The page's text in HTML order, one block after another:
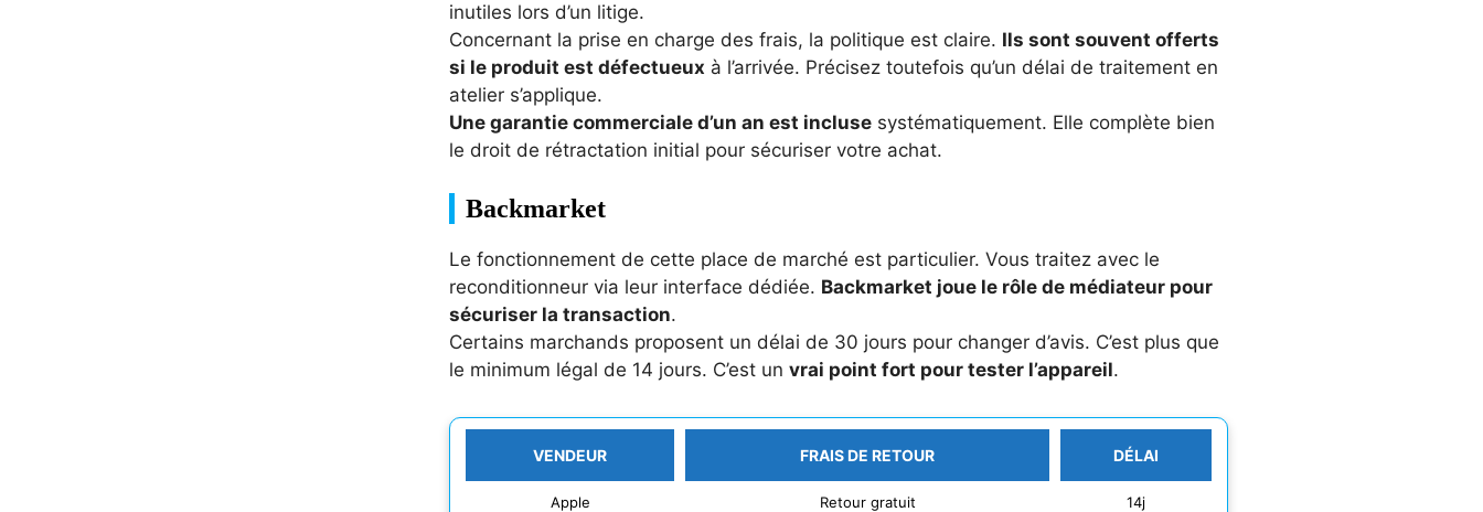
inutiles lors d’un litige.
Concernant la prise en charge des frais, la politique est claire. Ils sont souvent offerts
si le produit est défectueux à l’arrivée. Précisez toutefois qu’un délai de traitement en
atelier s’applique.
Une garantie commerciale d’un an est incluse systématiquement. Elle complète bien
le droit de rétractation initial pour sécuriser votre achat.
Backmarket
Le fonctionnement de cette place de marché est particulier. Vous traitez avec le
reconditionneur via leur interface dédiée. Backmarket joue le rôle de médiateur pour
sécuriser la transaction.
Certains marchands proposent un délai de 30 jours pour changer d’avis. C’est plus que
le minimum légal de 14 jours. C’est un vrai point fort pour tester l’appareil.
VENDEUR FRAIS DE RETOUR DÉLAI
Apple Retour gratuit 14j